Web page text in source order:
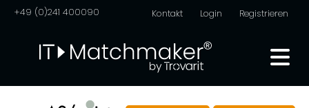
+49 (0)241 400090 Kontakt Login Registrieren